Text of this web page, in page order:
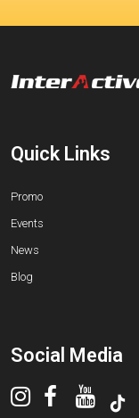
Quick Links
Promo
Events
News
Blog
Social Media